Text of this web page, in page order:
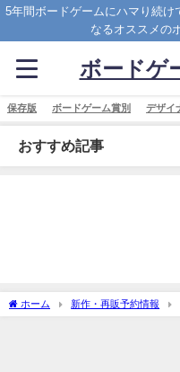
5年間ボードゲームにハマり続け
なるオススメの
ボードゲ
保存版 ボードゲーム賞別 デザイ
おすすめ記事
ホーム 新作・再販予約情報
(Wingspan Americas Expansion)」の